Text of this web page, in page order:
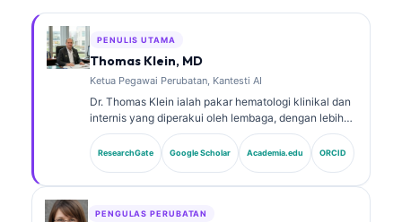
PENULIS UTAMA
Thomas Klein, MD
Ketua Pegawai Perubatan, Kantesti AI
Dr. Thomas Klein ialah pakar hematologi klinikal dan
internis yang diperakui oleh lembaga, dengan lebih
15 tahun pengalaman dalam perubatan makmal dan
analisis klinikal berbantukan AI. Sebagai Ketua
Pegawai Perubatan di Kantesti AI, beliau
Klein telah menerbitkan secara meluas mengenai
ResearchGate Google Scholar Academia.edu ORCID
PENGULAS PERUBATAN